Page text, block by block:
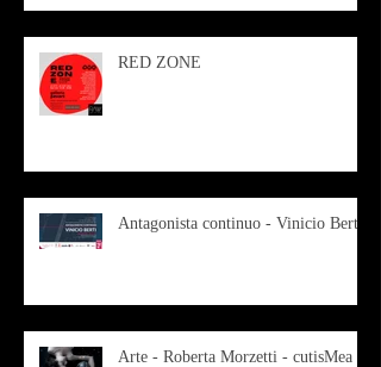
RED ZONE
Antagonista continuo - Vinicio Berti
Arte - Roberta Morzetti - cutisMea